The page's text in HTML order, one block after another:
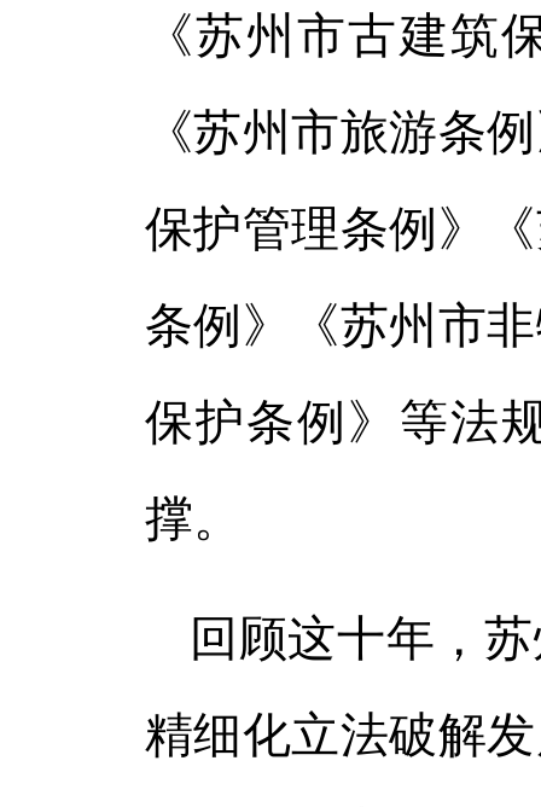
《苏州市古建筑
《苏州市旅游条
保护管理条例》
条例》《苏州市
保护条例》等法
撑。
回顾这十年，
精细化立法破解